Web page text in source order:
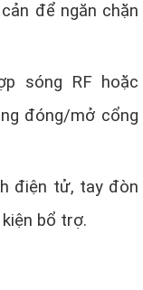
để ngăn chặn
sóng RF hoặc
đóng/mở cổng
điện tử, tay đòn
bổ trợ.